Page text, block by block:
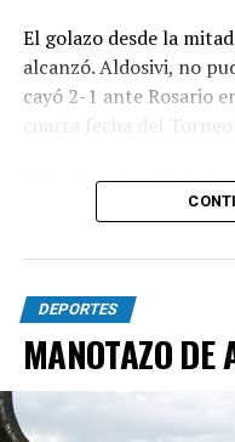
El golazo desde la
alcanzó. Aldosivi, no
cayó 2-1 ante Rosario
cuarta fecha del Torneo
Foto Alan Sosa festeja
Arroyito. Fotobaires
DEPORTES
MANOTAZO DE